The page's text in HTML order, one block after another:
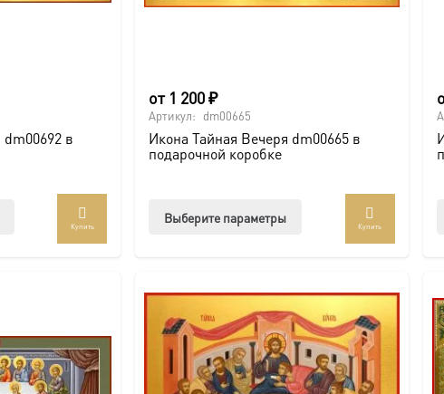
в
можно
выбрать
на
Купить
от 1 200₽
Артикул: dm00665
Икона Тайная Вечеря dm00665 в
подарочной коробке
Выберите параметры
вариаций.
Опции
можно
выбрать
на
Купить